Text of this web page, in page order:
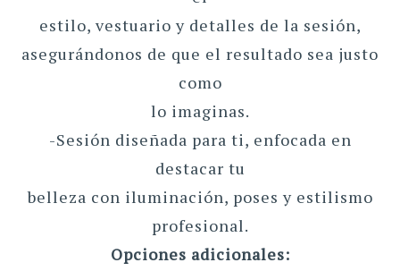
estilo, vestuario y detalles de la sesión,
asegurándonos de que el resultado sea justo
como
lo imaginas.
-Sesión diseñada para ti, enfocada en
destacar tu
belleza con iluminación, poses y estilismo
profesional.
Opciones adicionales: